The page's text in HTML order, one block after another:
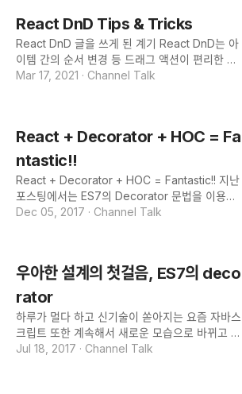
t, int right); 만약 언어에서 정의하지 않은 방법으
로 operator를 사용하려고 하면 에러가 발생합니
다. struct Foo {}; int a =
많아지면서 '실시간 협업 애플리케이션'도 주목되
고 있는 것 같습니다. 실시간 협업 에디터가 동작
되는 과정 CRDT와 OT를 설명하기 전에, 실시간
협업 에디터가 어떻게 동작하는지 생각해봅시다.
티콘을 추가하겠죠. 이렇게 되었을 때 결과가 어
떻게 나와야 할까요? 두 사용자가 입력한 값이 모
두 합쳐져서, ‘Hello World ! :-)’ 가 나와야 하겠
죠 이러한 실시간
React DnD Tips & Tricks
React DnD 글을 쓰게 된 계기 React DnD는 아
이템 간의 순서 변경 등 드래그 액션이 편리한 UX
를 만들 수 있는 환경에서 사용됩니다. 아래는 채
꽤 부족하다고 느꼈습니다. React DnD를 오랫동
안 사용했고, 최근에 채널톡에서 JS 기반의 Clas
s Component를 TS 기반의 Functional Comp
onent로 마이그레이션하면서 이에 대한 정리가
필요하다고 생각했습니다. Legacy HoC API와
Hooks API를 전부 사용한 사용자 입장에서 짧은
나 퍼포먼스가 좋은 동작이 predefined 되어있
는 것이 특징입니다. React DnD의 경우에는 ho
ver중일때 순서가 변경되는 애
Mar 17, 2021 · Channel Talk
React + Decorator + HOC = Fa
ntastic!!
React + Decorator + HOC = Fantastic!! 지난
포스팅에서는 ES7의 Decorator 문법을 이용해
선언된 클래스와 그 프로퍼티들을 디자인 시간에
르신다면 지난 포스팅을 읽고 오시는 걸 권장합니
다. 이 포스팅은 독자들이 Decorator에 대해 이
미 알고 있다고 가정하고 작성됐습니다. Higher
Order Component 리액트 공식 문서를 보면 Hi
gher Order Component(이하 HOC)를 다음과
같이 설명하고 있습니다. 1. 리액트 컴포넌트 로직
Dec 05, 2017 · Channel Talk
우아한 설계의 첫걸음, ES7의 deco
rator
하루가 멀다 하고 신기술이 쏟아지는 요즘 자바스
크립트 또한 계속해서 새로운 모습으로 바뀌고 있
습니다. ECMAScript 2015(이하 ES6)에 새롭게
Jul 18, 2017 · Channel Talk